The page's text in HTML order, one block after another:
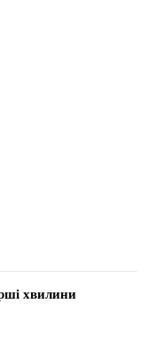
хвилини